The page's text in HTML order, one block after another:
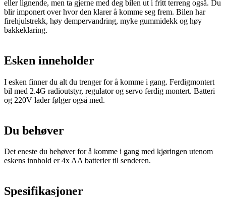
eller lignende, men ta gjerne med deg bilen ut i fritt terreng også. Du
blir imponert over hvor den klarer å komme seg frem. Bilen har
firehjulstrekk, høy dempervandring, myke gummidekk og høy
bakkeklaring.
Esken inneholder
I esken finner du alt du trenger for å komme i gang. Ferdigmontert
bil med 2.4G radioutstyr, regulator og servo ferdig montert. Batteri
og 220V lader følger også med.
Du behøver
Det eneste du behøver for å komme i gang med kjøringen utenom
eskens innhold er 4x AA batterier til senderen.
Spesifikasjoner